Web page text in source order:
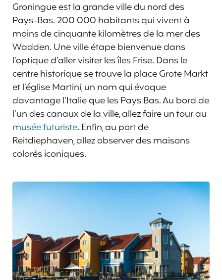
Groningue est la grande ville du nord des
Pays-Bas. 200 000 habitants qui vivent à
moins de cinquante kilomètres de la mer des
Wadden. Une ville étape bienvenue dans
l’optique d’aller visiter les îles Frise. Dans le
centre historique se trouve la place Grote Markt
et l’église Martini, un nom qui évoque
davantage l’Italie que les Pays Bas. Au bord de
l’un des canaux de la ville, allez faire un tour au
musée futuriste. Enfin, au port de
Reitdiephaven, allez observer des maisons
colorés iconiques.